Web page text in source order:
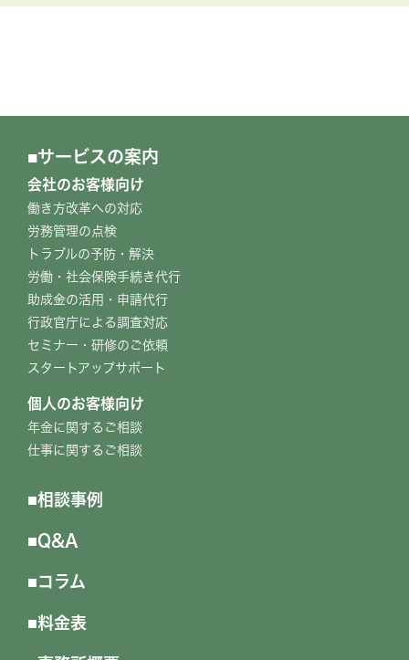
サービスの案内
会社のお客様向け
働き方改革への対応
労務管理の点検
トラブルの予防・解決
労働・社会保険手続き代行
助成金の活用・申請代行
行政官庁による調査対応
セミナー・研修のご依頼
スタートアップサポート
個人のお客様向け
年金に関するご相談
仕事に関するご相談
相談事例
Q&A
コラム
料金表